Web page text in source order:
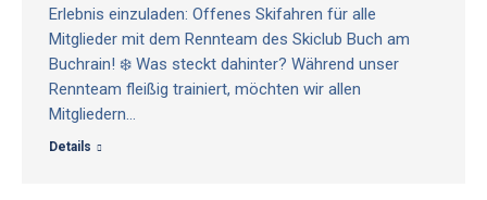
Erlebnis einzuladen: Offenes Skifahren für alle
Mitglieder mit dem Rennteam des Skiclub Buch am
Buchrain! ❄️ Was steckt dahinter? Während unser
Rennteam fleißig trainiert, möchten wir allen
Mitgliedern…
Details